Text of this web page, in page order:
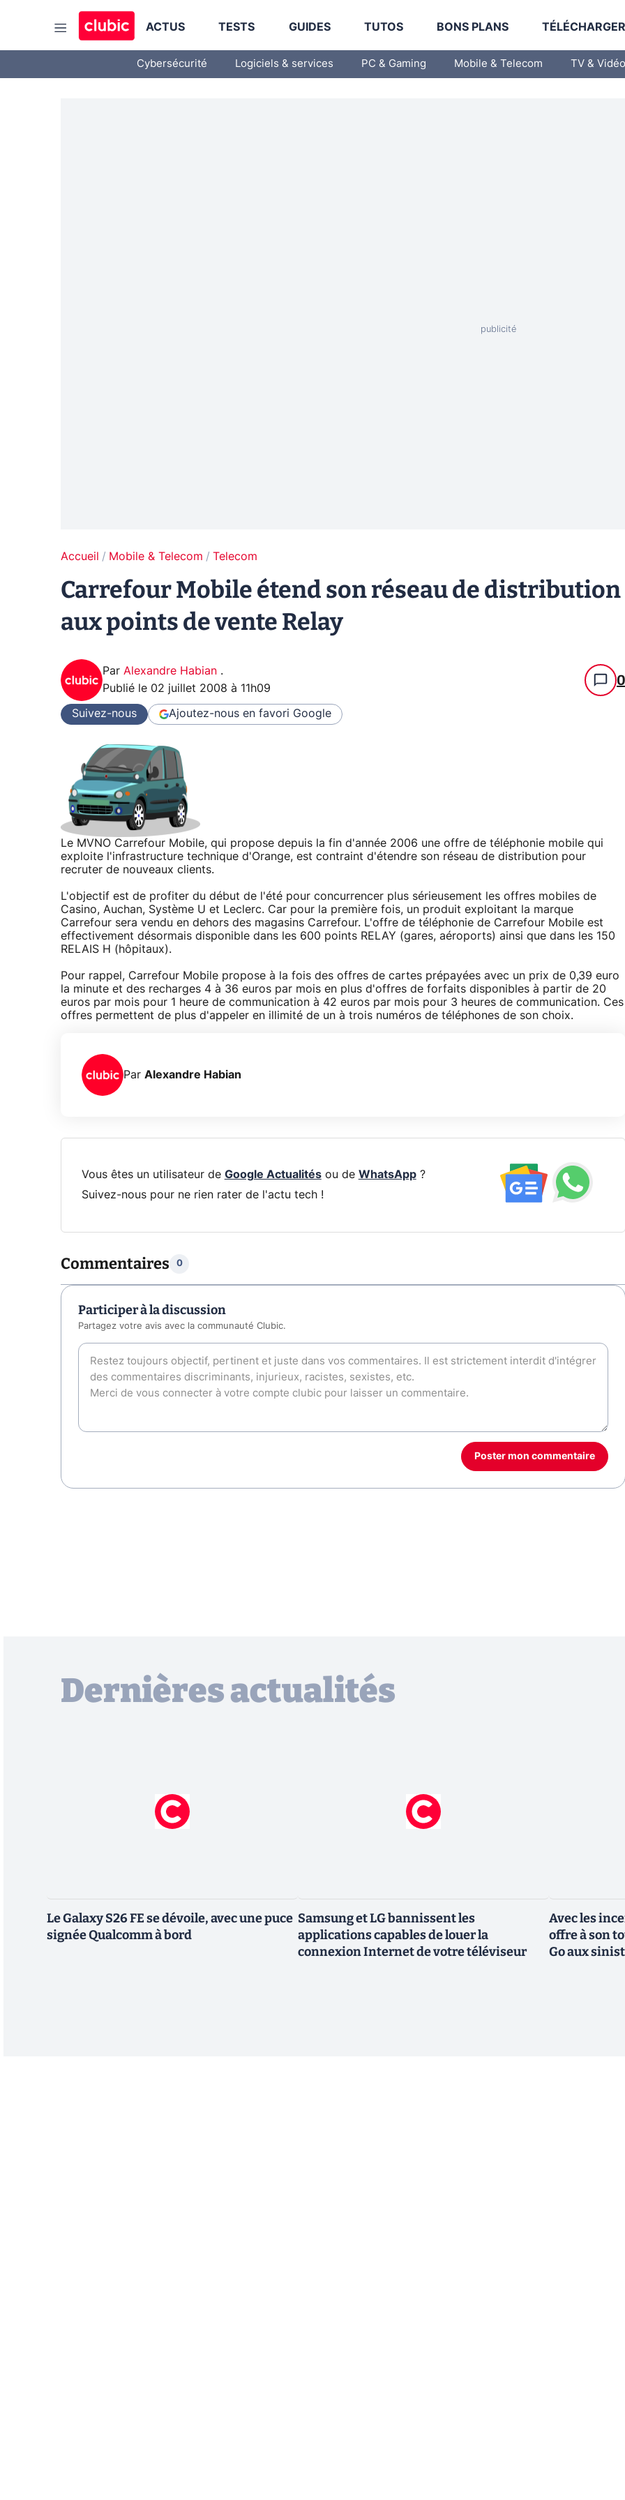
ACTUS TESTS GUIDES TUTOS BONS PLANS
Cybersécurité Logiciels & services PC & Gaming Mobile & Telecom TV & Vidéo
Accueil Mobile & Telecom Telecom
Carrefour Mobile étend son réseau de distribution
aux points de vente Relay
Par Alexandre Habian .
Publié le 02 juillet 2008 à 11h09 0
Suivez-nous Ajoutez-nous en favori Google
Le MVNO Carrefour Mobile, qui propose depuis la fin d'année 2006 une offre de téléphonie mobile qui
exploite l'infrastructure technique d'Orange, est contraint d'étendre son réseau de distribution pour
recruter de nouveaux clients.
L'objectif est de profiter du début de l'été pour concurrencer plus sérieusement les offres mobiles de
Casino, Auchan, Système U et Leclerc. Car pour la première fois, un produit exploitant la marque
Carrefour sera vendu en dehors des magasins Carrefour. L'offre de téléphonie de Carrefour Mobile est
effectivement désormais disponible dans les 600 points RELAY (gares, aéroports) ainsi que dans les 150
RELAIS H (hôpitaux).
Pour rappel, Carrefour Mobile propose à la fois des offres de cartes prépayées avec un prix de 0,39 euro
la minute et des recharges 4 à 36 euros par mois en plus d'offres de forfaits disponibles à partir de 20
euros par mois pour 1 heure de communication à 42 euros par mois pour 3 heures de communication. Ces
offres permettent de plus d'appeler en illimité de un à trois numéros de téléphones de son choix.
Par Alexandre Habian
Vous êtes un utilisateur de Google Actualitésou de WhatsApp?
Suivez-nous pour ne rien rater de l'actu tech !
Commentaires 0
Participer à la discussion
Partagez votre avis avec la communauté Clubic.
Poster mon commentaire
Dernières actualités
Le Galaxy S26 FE se dévoile, avec une puce
signée Qualcomm à bord
Samsung et LG bannissent les
applications capables de louer la
connexion Internet de votre téléviseur
Avec les
offre à son
Go aux